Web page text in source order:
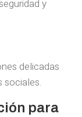
y
delicadas
sociales.
para